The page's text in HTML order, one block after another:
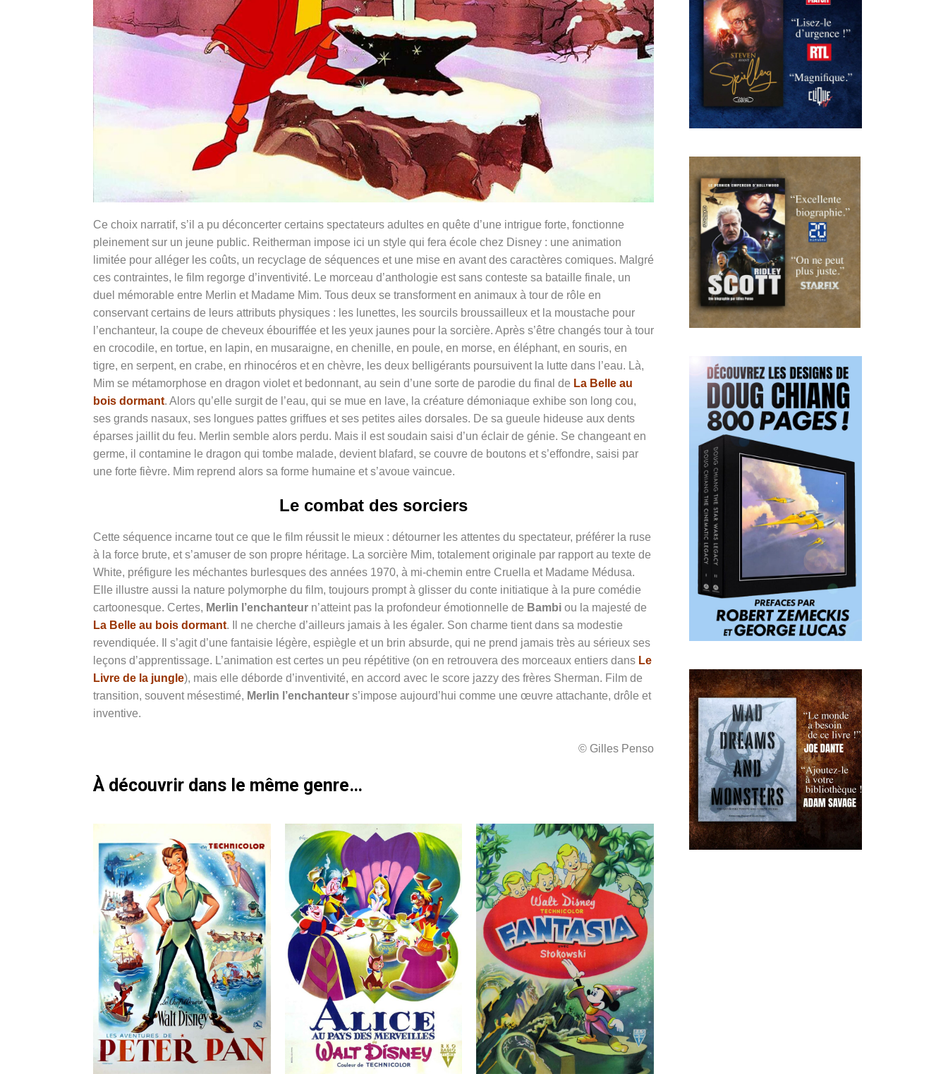
Ce choix narratif, s’il a pu déconcerter certains spectateurs adultes en quête d’une intrigue forte, fonctionne
pleinement sur un jeune public. Reitherman impose ici un style qui fera école chez Disney : une animation
limitée pour alléger les coûts, un recyclage de séquences et une mise en avant des caractères comiques. Malgré
ces contraintes, le film regorge d’inventivité. Le morceau d’anthologie est sans conteste sa bataille finale, un
duel mémorable entre Merlin et Madame Mim. Tous deux se transforment en animaux à tour de rôle en
conservant certains de leurs attributs physiques : les lunettes, les sourcils broussailleux et la moustache pour
l’enchanteur, la coupe de cheveux ébouriffée et les yeux jaunes pour la sorcière. Après s’être changés tour à tour
en crocodile, en tortue, en lapin, en musaraigne, en chenille, en poule, en morse, en éléphant, en souris, en
tigre, en serpent, en crabe, en rhinocéros et en chèvre, les deux belligérants poursuivent la lutte dans l’eau. Là,
Mim se métamorphose en dragon violet et bedonnant, au sein d’une sorte de parodie du final de La Belle au
bois dormant. Alors qu’elle surgit de l’eau, qui se mue en lave, la créature démoniaque exhibe son long cou,
ses grands nasaux, ses longues pattes griffues et ses petites ailes dorsales. De sa gueule hideuse aux dents
éparses jaillit du feu. Merlin semble alors perdu. Mais il est soudain saisi d’un éclair de génie. Se changeant en
germe, il contamine le dragon qui tombe malade, devient blafard, se couvre de boutons et s’effondre, saisi par
une forte fièvre. Mim reprend alors sa forme humaine et s’avoue vaincue.
Le combat des sorciers
Cette séquence incarne tout ce que le film réussit le mieux : détourner les attentes du spectateur, préférer la ruse
à la force brute, et s’amuser de son propre héritage. La sorcière Mim, totalement originale par rapport au texte de
White, préfigure les méchantes burlesques des années 1970, à mi-chemin entre Cruella et Madame Médusa.
Elle illustre aussi la nature polymorphe du film, toujours prompt à glisser du conte initiatique à la pure comédie
cartoonesque. Certes, Merlin l’enchanteur n’atteint pas la profondeur émotionnelle de Bambi ou la majesté de
La Belle au bois dormant. Il ne cherche d’ailleurs jamais à les égaler. Son charme tient dans sa modestie
revendiquée. Il s’agit d’une fantaisie légère, espiègle et un brin absurde, qui ne prend jamais très au sérieux ses
leçons d’apprentissage. L’animation est certes un peu répétitive (on en retrouvera des morceaux entiers dans Le
Livre de la jungle), mais elle déborde d’inventivité, en accord avec le score jazzy des frères Sherman. Film de
transition, souvent mésestimé, Merlin l’enchanteur s’impose aujourd’hui comme une œuvre attachante, drôle et
inventive.
© Gilles Penso
À découvrir dans le même genre…